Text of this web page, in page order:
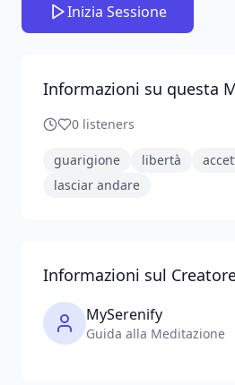
Inizia Sessione
Informazioni su questa
0 listeners
guarigione libertà
lasciar andare
Informazioni sul
MySerenify
Guida alla Meditazione